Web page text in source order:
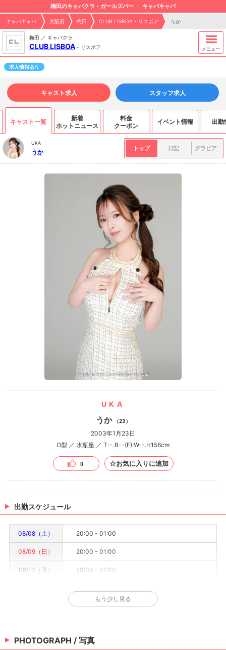
梅田のキャバクラ・ガールズバー キャバキャバ
キャバキャバ 大阪府 梅田 CLUB LISBOA - リスボア うか
梅田 ／ キャバクラ
CLUB LISBOA - リスボア メニュー
求人情報あり
キャスト求人 スタッフ求人
キャスト一覧
新着
ホットニュース
料金
クーポン
イベント情報 出勤
UKA
うか トップ 日記 グラビア
UKA
うか （23）
2003年1月23日
O型 ／ 水瓶座 ／ T--.B--(F).W--.H156cm
0 ☆お気に入りに追加
出勤スケジュール
08/08（土） 20:00 - 01:00
08/09（日） 20:00 - 01:00
08/10（月） 20:00 - 01:00
20:00 - 01:00
08/14（金） 20:00 - 01:00
もう少し見る
PHOTOGRAPH / 写真